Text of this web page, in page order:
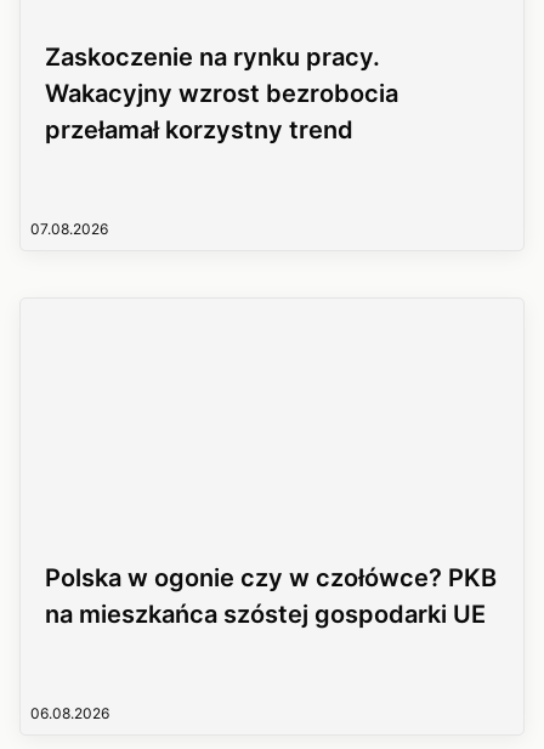
Zaskoczenie na rynku pracy.
Wakacyjny wzrost bezrobocia
przełamał korzystny trend
07.08.2026
Polska w ogonie czy w czołówce? PKB
na mieszkańca szóstej gospodarki UE
06.08.2026